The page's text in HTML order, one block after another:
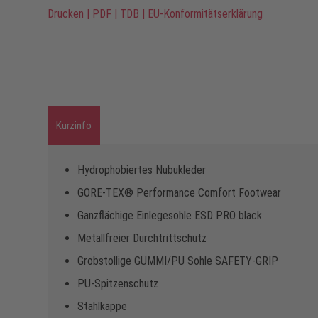
Drucken | PDF | TDB | EU-Konformitätserklärung
Kurzinfo
Hydrophobiertes Nubukleder
GORE-TEX® Performance Comfort Footwear
Ganzflächige Einlegesohle ESD PRO black
Metallfreier Durchtrittschutz
Grobstollige GUMMI/PU Sohle SAFETY-GRIP
PU-Spitzenschutz
Stahlkappe